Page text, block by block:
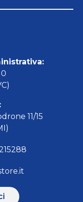
11/15